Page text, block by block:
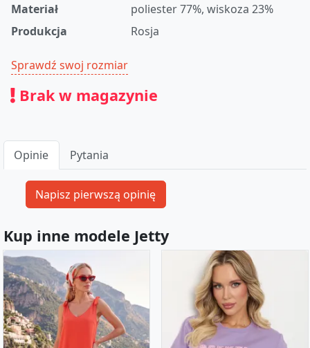
Materiał
poliester 77%, wiskoza 23%
Produkcja
Rosja
Sprawdź swoj rozmiar
Brak w magazynie
Opinie Pytania
Kup inne modele Jetty